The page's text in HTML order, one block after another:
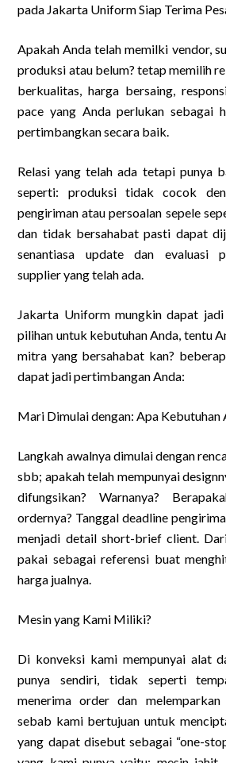
pada Jakarta Uniform Siap Terima
Apakah Anda telah memilki vendor,
produksi atau belum? tetap memilih
berkualitas, harga bersaing,
pace yang Anda perlukan sebagai
pertimbangkan secara baik.
Relasi yang telah ada tetapi punya
seperti: produksi tidak cocok
pengiriman atau persoalan sepele
dan tidak bersahabat pasti dapat
senantiasa update dan evaluasi
supplier yang telah ada.
Jakarta Uniform mungkin dapat
pilihan untuk kebutuhan Anda, tentu
mitra yang bersahabat kan?
dapat jadi pertimbangan Anda:
Mari Dimulai dengan: Apa Kebutuhan
Langkah awalnya dimulai dengan
sbb; apakah telah mempunyai
difungsikan? Warnanya?
ordernya? Tanggal deadline
menjadi detail short-brief client.
pakai sebagai referensi buat
harga jualnya.
Mesin yang Kami Miliki?
Di konveksi kami mempunyai alat
punya sendiri, tidak seperti
menerima order dan
sebab kami bertujuan untuk
yang dapat disebut sebagai “one-